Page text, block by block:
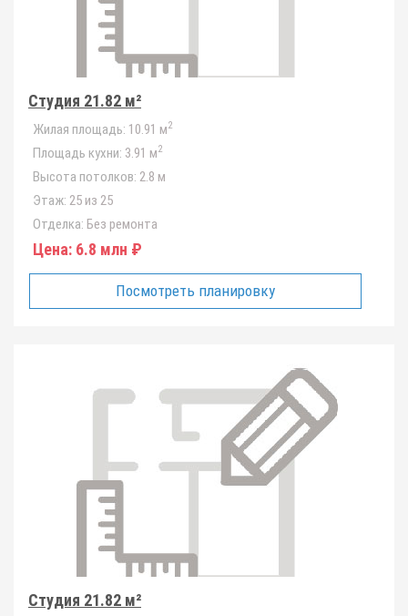
Студия 21.82 м²
Жилая площадь: 10.91 м2
Площадь кухни: 3.91 м2
Высота потолков: 2.8 м
Этаж: 25 из 25
Отделка: Без ремонта
Цена: 6.8 млн ₽
Посмотреть планировку
Студия 21.82 м²